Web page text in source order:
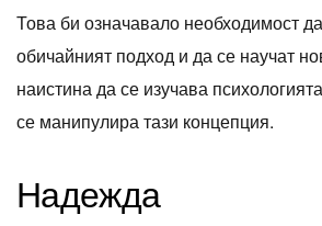
Това би означавало необходимост
обичайният подход и да се научат
наистина да се изучава
се манипулира тази концепция.
Надежда